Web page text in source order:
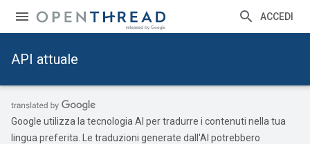
ACCEDI
API attuale
Google utilizza la tecnologia AI per tradurre i contenuti nella tua
lingua preferita. Le traduzioni generate dall'AI potrebbero